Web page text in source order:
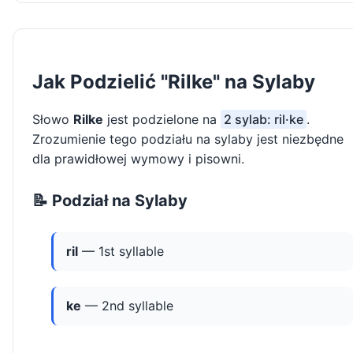
Jak Podzielić "Rilke" na Sylaby
Słowo Rilke jest podzielone na 2 sylab: ril·ke .
Zrozumienie tego podziału na sylaby jest niezbędne
dla prawidłowej wymowy i pisowni.
📝 Podział na Sylaby
ril — 1st syllable
ke — 2nd syllable